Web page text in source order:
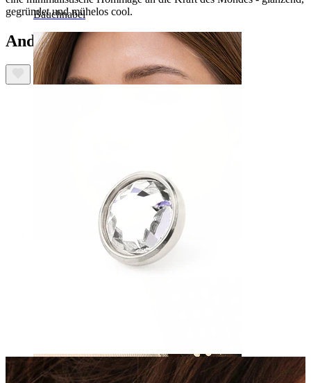
Bauchnabel
gegründet und mühelos cool.
Andere haben ebenfalls gekauft